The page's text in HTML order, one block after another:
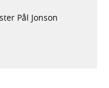
Pål Jonson